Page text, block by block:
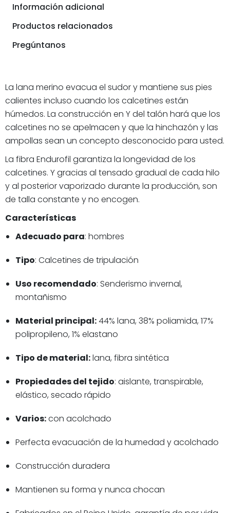
Información adicional
Productos relacionados
Pregúntanos
La lana merino evacua el sudor y mantiene sus pies
calientes incluso cuando los calcetines están
húmedos. La construcción en Y del talón hará que los
calcetines no se apelmacen y que la hinchazón y las
ampollas sean un concepto desconocido para usted.
La fibra Endurofil garantiza la longevidad de los
calcetines. Y gracias al tensado gradual de cada hilo
y al posterior vaporizado durante la producción, son
de talla constante y no encogen.
Características
Adecuado para: hombres
Tipo: Calcetines de tripulación
Uso recomendado: Senderismo invernal,
montañismo
Material principal:44% lana, 38% poliamida, 17%
polipropileno, 1% elastano
Tipo de material:lana, fibra sintética
Propiedades del tejido: aislante, transpirable,
elástico, secado rápido
Varios:con acolchado
Perfecta evacuación de la humedad y acolchado
Construcción duradera
Mantienen su forma y nunca chocan